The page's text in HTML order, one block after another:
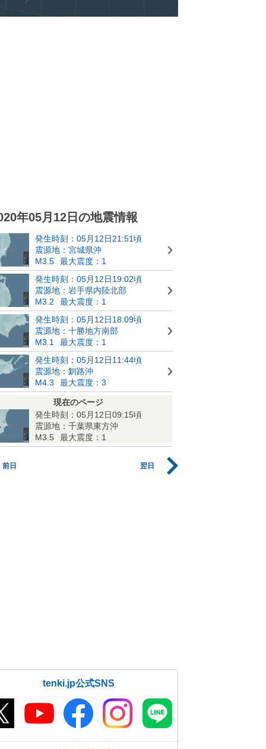
年05月12日の地震情報
発生時刻：05月12日21:51頃
震源地：宮城県沖
M3.5
最大震度：1
発生時刻：05月12日19:02頃
震源地：岩手県内陸北部
M3.2
最大震度：1
発生時刻：05月12日18:09頃
震源地：十勝地方南部
M3.1
最大震度：1
発生時刻：05月12日11:44頃
震源地：釧路沖
M4.3
最大震度：3
現在のページ
発生時刻：05月12日09:15頃
震源地：千葉県東方沖
M3.5
最大震度：1
前日 翌日
tenki.jp公式SNS